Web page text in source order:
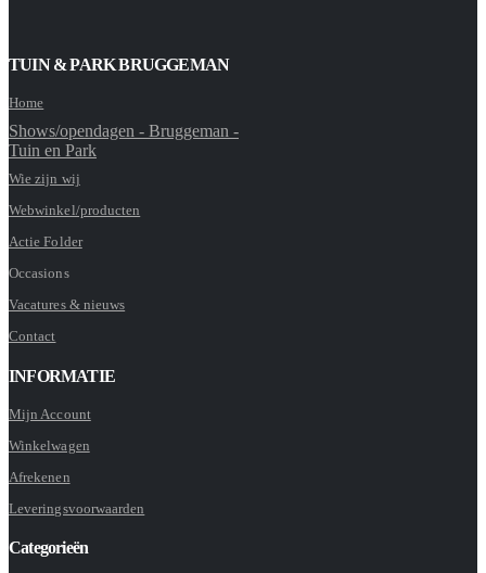
TUIN & PARK BRUGGEMAN
Home
Shows/opendagen - Bruggeman -
Tuin en Park
Wie zijn wij
Webwinkel/producten
Actie Folder
Occasions
Vacatures & nieuws
Contact
INFORMATIE
Mijn Account
Winkelwagen
Afrekenen
Leveringsvoorwaarden
Categorieën